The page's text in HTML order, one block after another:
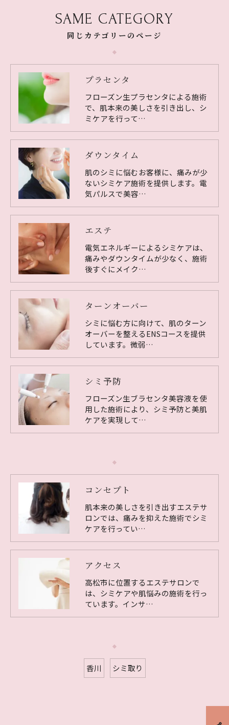
同じカテゴリーのページ
SAME CATEGORY
プラセンタ
フローズン生プラセンタによる施術
で、肌本来の美しさを引き出し、シ
ミケアを行って…
ダウンタイム
肌のシミに悩むお客様に、痛みが少
ないシミケア施術を提供します。電
気パルスで美容…
エステ
電気エネルギーによるシミケアは、
痛みやダウンタイムが少なく、施術
後すぐにメイク…
ターンオーバー
シミに悩む方に向けて、肌のターン
オーバーを整えるENSコースを提供
しています。微弱…
シミ予防
フローズン生ブラセンタ美容液を使
用した施術により、シミ予防と美肌
ケアを実現して…
コンセプト
肌本来の美しさを引き出すエステサ
ロンでは、痛みを抑えた施術でシミ
ケアを行ってい…
アクセス
高松市に位置するエステサロンで
は、シミケアや肌悩みの施術を行っ
ています。インサ…
香川 シミ取り